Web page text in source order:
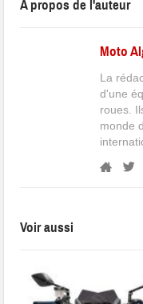
A propos de l'auteur
Moto
La
d'une
roues.
monde
Voir aussi